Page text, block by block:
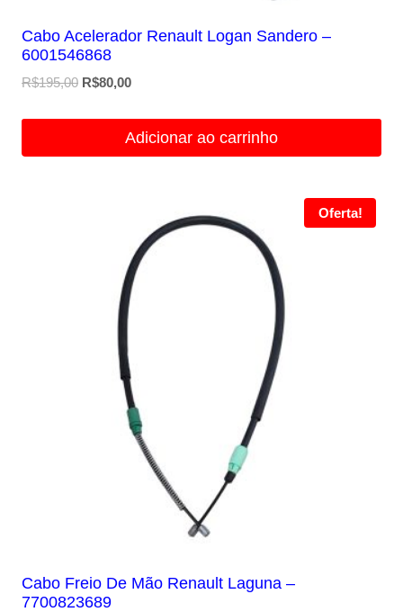
Cabo Acelerador Renault Logan Sandero –
6001546868
R$195,00 O
R$80,00O
é:
Adicionar ao carrinho
Oferta!
Cabo Freio De Mão Renault Laguna –
7700823689